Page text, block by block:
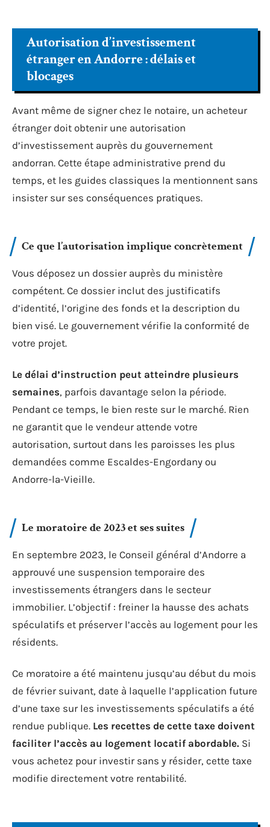
Autorisation d’investissement
étranger en Andorre : délais et
blocages
Avant même de signer chez le notaire, un acheteur
étranger doit obtenir une autorisation
d’investissement auprès du gouvernement
andorran. Cette étape administrative prend du
temps, et les guides classiques la mentionnent sans
insister sur ses conséquences pratiques.
Ce que l’autorisation implique concrètement
Vous déposez un dossier auprès du ministère
compétent. Ce dossier inclut des justificatifs
d’identité, l’origine des fonds et la description du
bien visé. Le gouvernement vérifie la conformité de
votre projet.
Le délai d’instruction peut atteindre plusieurs
semaines, parfois davantage selon la période.
Pendant ce temps, le bien reste sur le marché. Rien
ne garantit que le vendeur attende votre
autorisation, surtout dans les paroisses les plus
demandées comme Escaldes-Engordany ou
Andorre-la-Vieille.
Le moratoire de 2023 et ses suites
En septembre 2023, le Conseil général d’Andorre a
approuvé une suspension temporaire des
investissements étrangers dans le secteur
immobilier. L’objectif : freiner la hausse des achats
spéculatifs et préserver l’accès au logement pour les
résidents.
Ce moratoire a été maintenu jusqu’au début du mois
de février suivant, date à laquelle l’application future
d’une taxe sur les investissements spéculatifs a été
rendue publique. Les recettes de cette taxe doivent
faciliter l’accès au logement locatif abordable. Si
vous achetez pour investir sans y résider, cette taxe
modifie directement votre rentabilité.